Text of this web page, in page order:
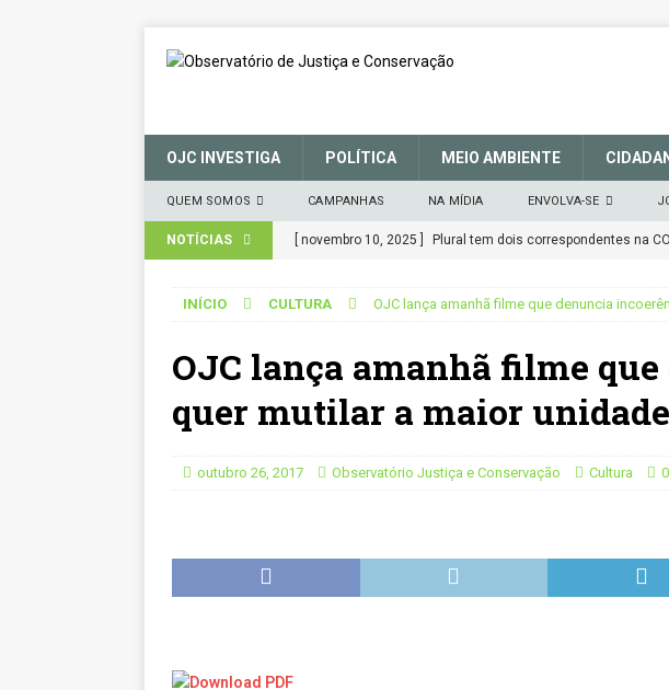
OJC INVESTIGA POLÍTICA MEIO AMBIENTE
QUEM SOMOS CAMPANHAS NA MÍDIA ENVOLVA-SE
NOTÍCIAS [ novembro 10, 2025 ] Plural tem dois correspondentes na
MANIFESTO EM DEFESA DO SISTEMA
CONSERVAÇÃO (SNUC) – 27 de março de 2025
[ janeiro 22, 2025 ] Parceria fortalece a sinalização no
CIDADANIA
[ novembro 29, 2024 ] CIDADANIA
INÍCIO CULTURA OJC lança amanhã filme que denuncia
OJC lança amanhã filme
quer mutilar a maior
outubro 26, 2017 Observatório Justiça e Conservação Cultura 0